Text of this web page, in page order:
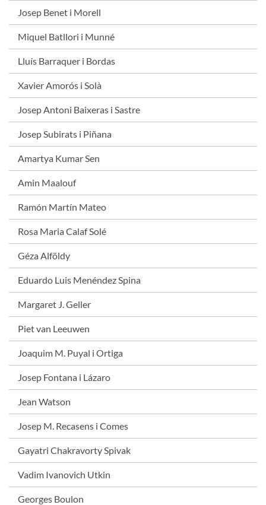
Josep Benet i Morell
Miquel Batllori i Munné
Lluís Barraquer i Bordas
Xavier Amorós i Solà
Josep Antoni Baixeras i Sastre
Josep Subirats i Piñana
Amartya Kumar Sen
Amin Maalouf
Ramón Martín Mateo
Rosa Maria Calaf Solé
Géza Alföldy
Eduardo Luis Menéndez Spina
Margaret J. Geller
Piet van Leeuwen
Joaquim M. Puyal i Ortiga
Josep Fontana i Lázaro
Jean Watson
Josep M. Recasens i Comes
Gayatri Chakravorty Spivak
Vadim Ivanovich Utkin
Georges Boulon